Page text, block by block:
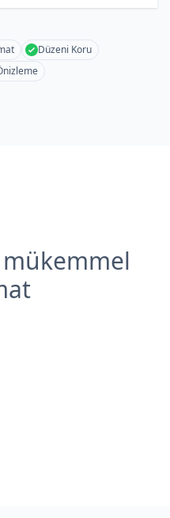
Düzeni Koru